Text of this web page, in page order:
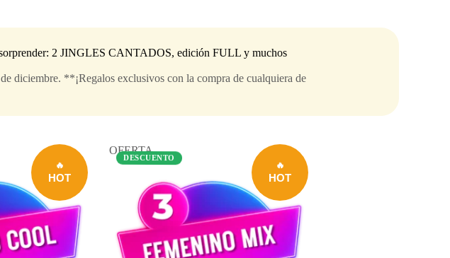
2 JINGLES CANTADOS, edición FULL y muchos
diciembre. **¡Regalos exclusivos con la compra de cualquiera de
DESCUENTO
OFERTA